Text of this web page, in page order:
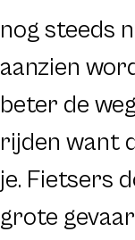
nog steeds
aanzien
beter de
rijden want
je. Fietsers
grote